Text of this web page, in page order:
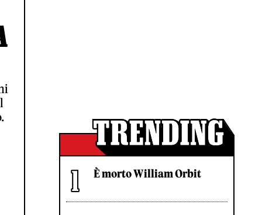
È morto William Orbit